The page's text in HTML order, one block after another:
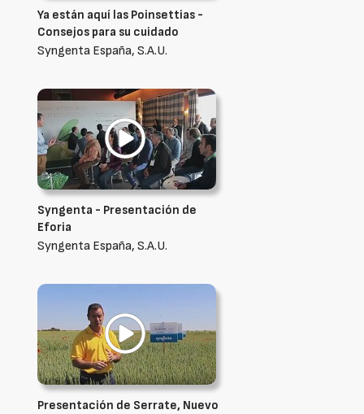
Ya están aquí las Poinsettias -
Consejos para su cuidado
Syngenta España, S.A.U.
Syngenta - Presentación de
Eforia
Syngenta España, S.A.U.
Presentación de Serrate, Nuevo